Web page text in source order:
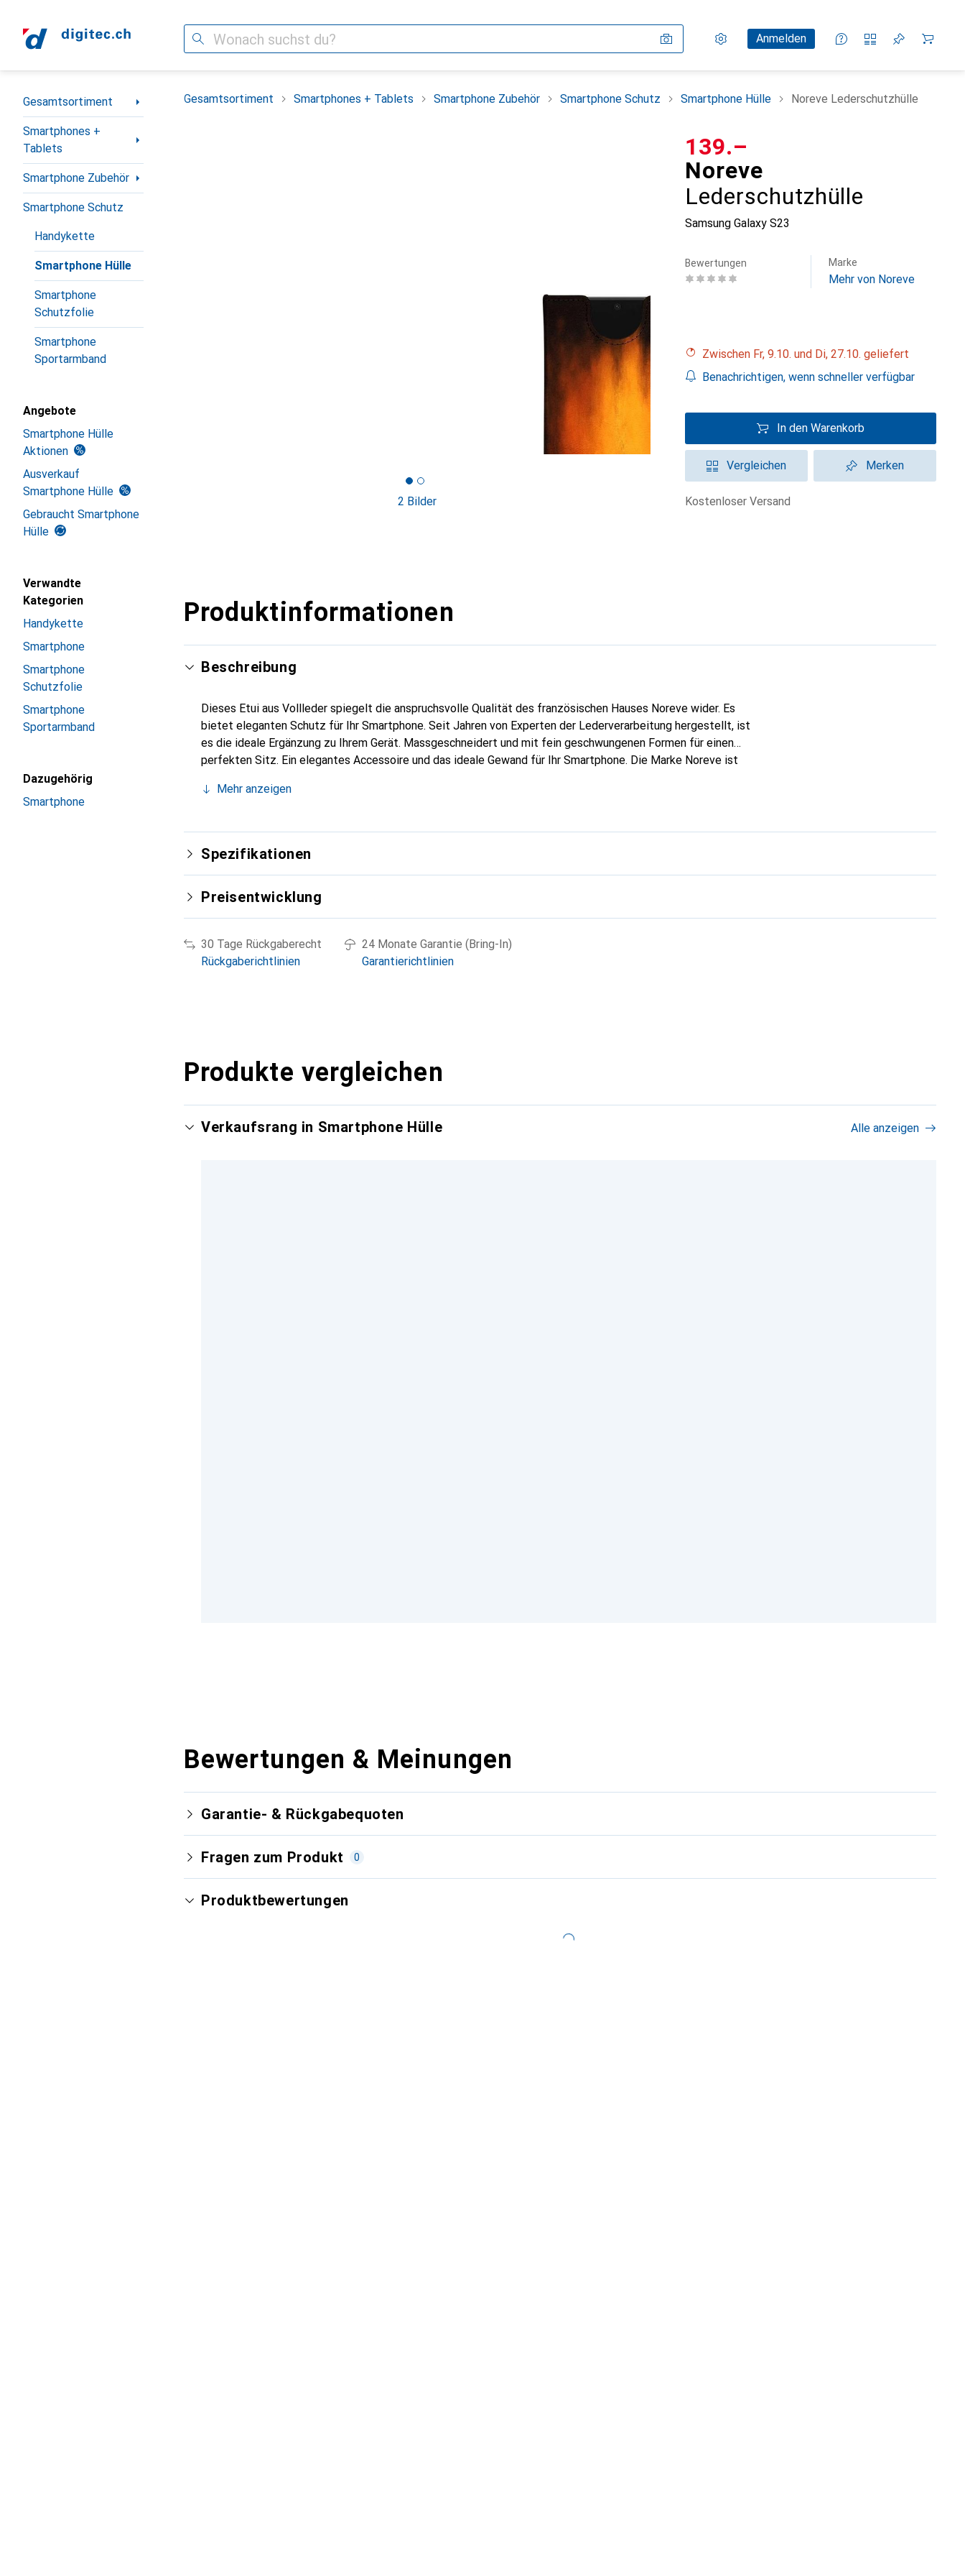
Suche Einstellungen
KundenkontoAnmelden
Vergleichslisten
Merklisten
Warenkorb
Navigation nach Kategorien
Gesamtsortiment
Smartphones +
Tablets
Smartphone Zubehör
Smartphone Schutz
Handykette
Smartphone Hülle
Smartphone
Schutzfolie
Smartphone
Sportarmband
Angebote
Smartphone Hülle
Aktionen
Ausverkauf
Smartphone Hülle
Gebraucht Smartphone
Hülle
Verwandte
Kategorien
Handykette
Smartphone
Smartphone
Schutzfolie
Smartphone
Sportarmband
Dazugehörig
Smartphone
Gesamtsortiment Smartphones + Tablets Smartphone Zubehör Smartphone Schutz Smartphone Hülle Noreve Lederschutzhülle
2 Bilder
Noreve
Lederschutzhülle
Samsung Galaxy S23
CHF
139.–
Bewertungen Marke
Mehr von Noreve
Zwischen Fr, 9.10. und Di, 27.10. geliefert
Benachrichtigen, wenn schneller verfügbar
In den Warenkorb
Vergleichen Merken
kostenloser Versand
Produktinformationen
Beschreibung
Dieses Etui aus Vollleder spiegelt die anspruchsvolle Qualität des französischen Hauses Noreve wider. Es
bietet eleganten Schutz für Ihr Smartphone. Seit Jahren von Experten der Lederverarbeitung hergestellt, ist
es die ideale Ergänzung zu Ihrem Gerät. Massgeschneidert und mit fein geschwungenen Formen für einen
perfekten Sitz. Ein elegantes Accessoire und das ideale Gewand für Ihr Smartphone. Die Marke Noreve ist
Kunden.
Mehr anzeigen
Spezifikationen
Preisentwicklung
30 Tage Rückgaberecht
Rückgaberichtlinien
24 Monate Garantie (Bring-In)
Garantierichtlinien
Produkte vergleichen
Verkaufsrang in Smartphone Hülle Alle anzeigen
Bewertungen & Meinungen
Garantie- & Rückgabequoten
Fragen zum Produkt 0
Produktbewertungen